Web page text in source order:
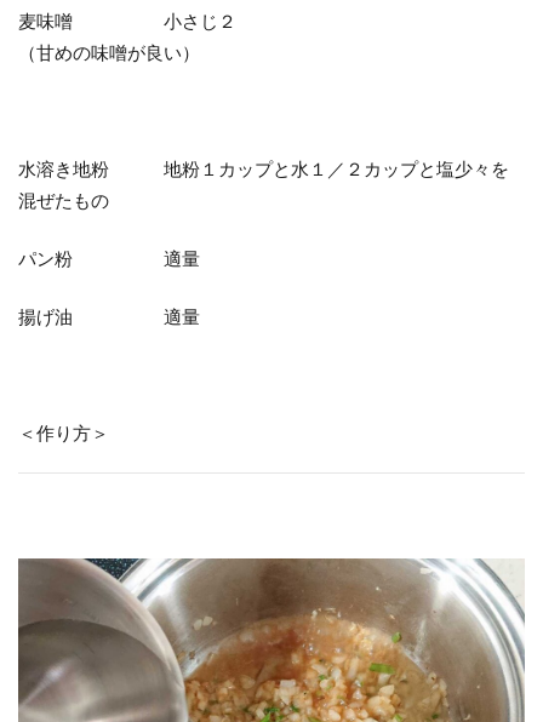
麦味噌 小さじ２
（甘めの味噌が良い）
水溶き地粉 地粉１カップと水１／２カップと塩少々を
混ぜたもの
パン粉 適量
揚げ油 適量
＜作り方＞